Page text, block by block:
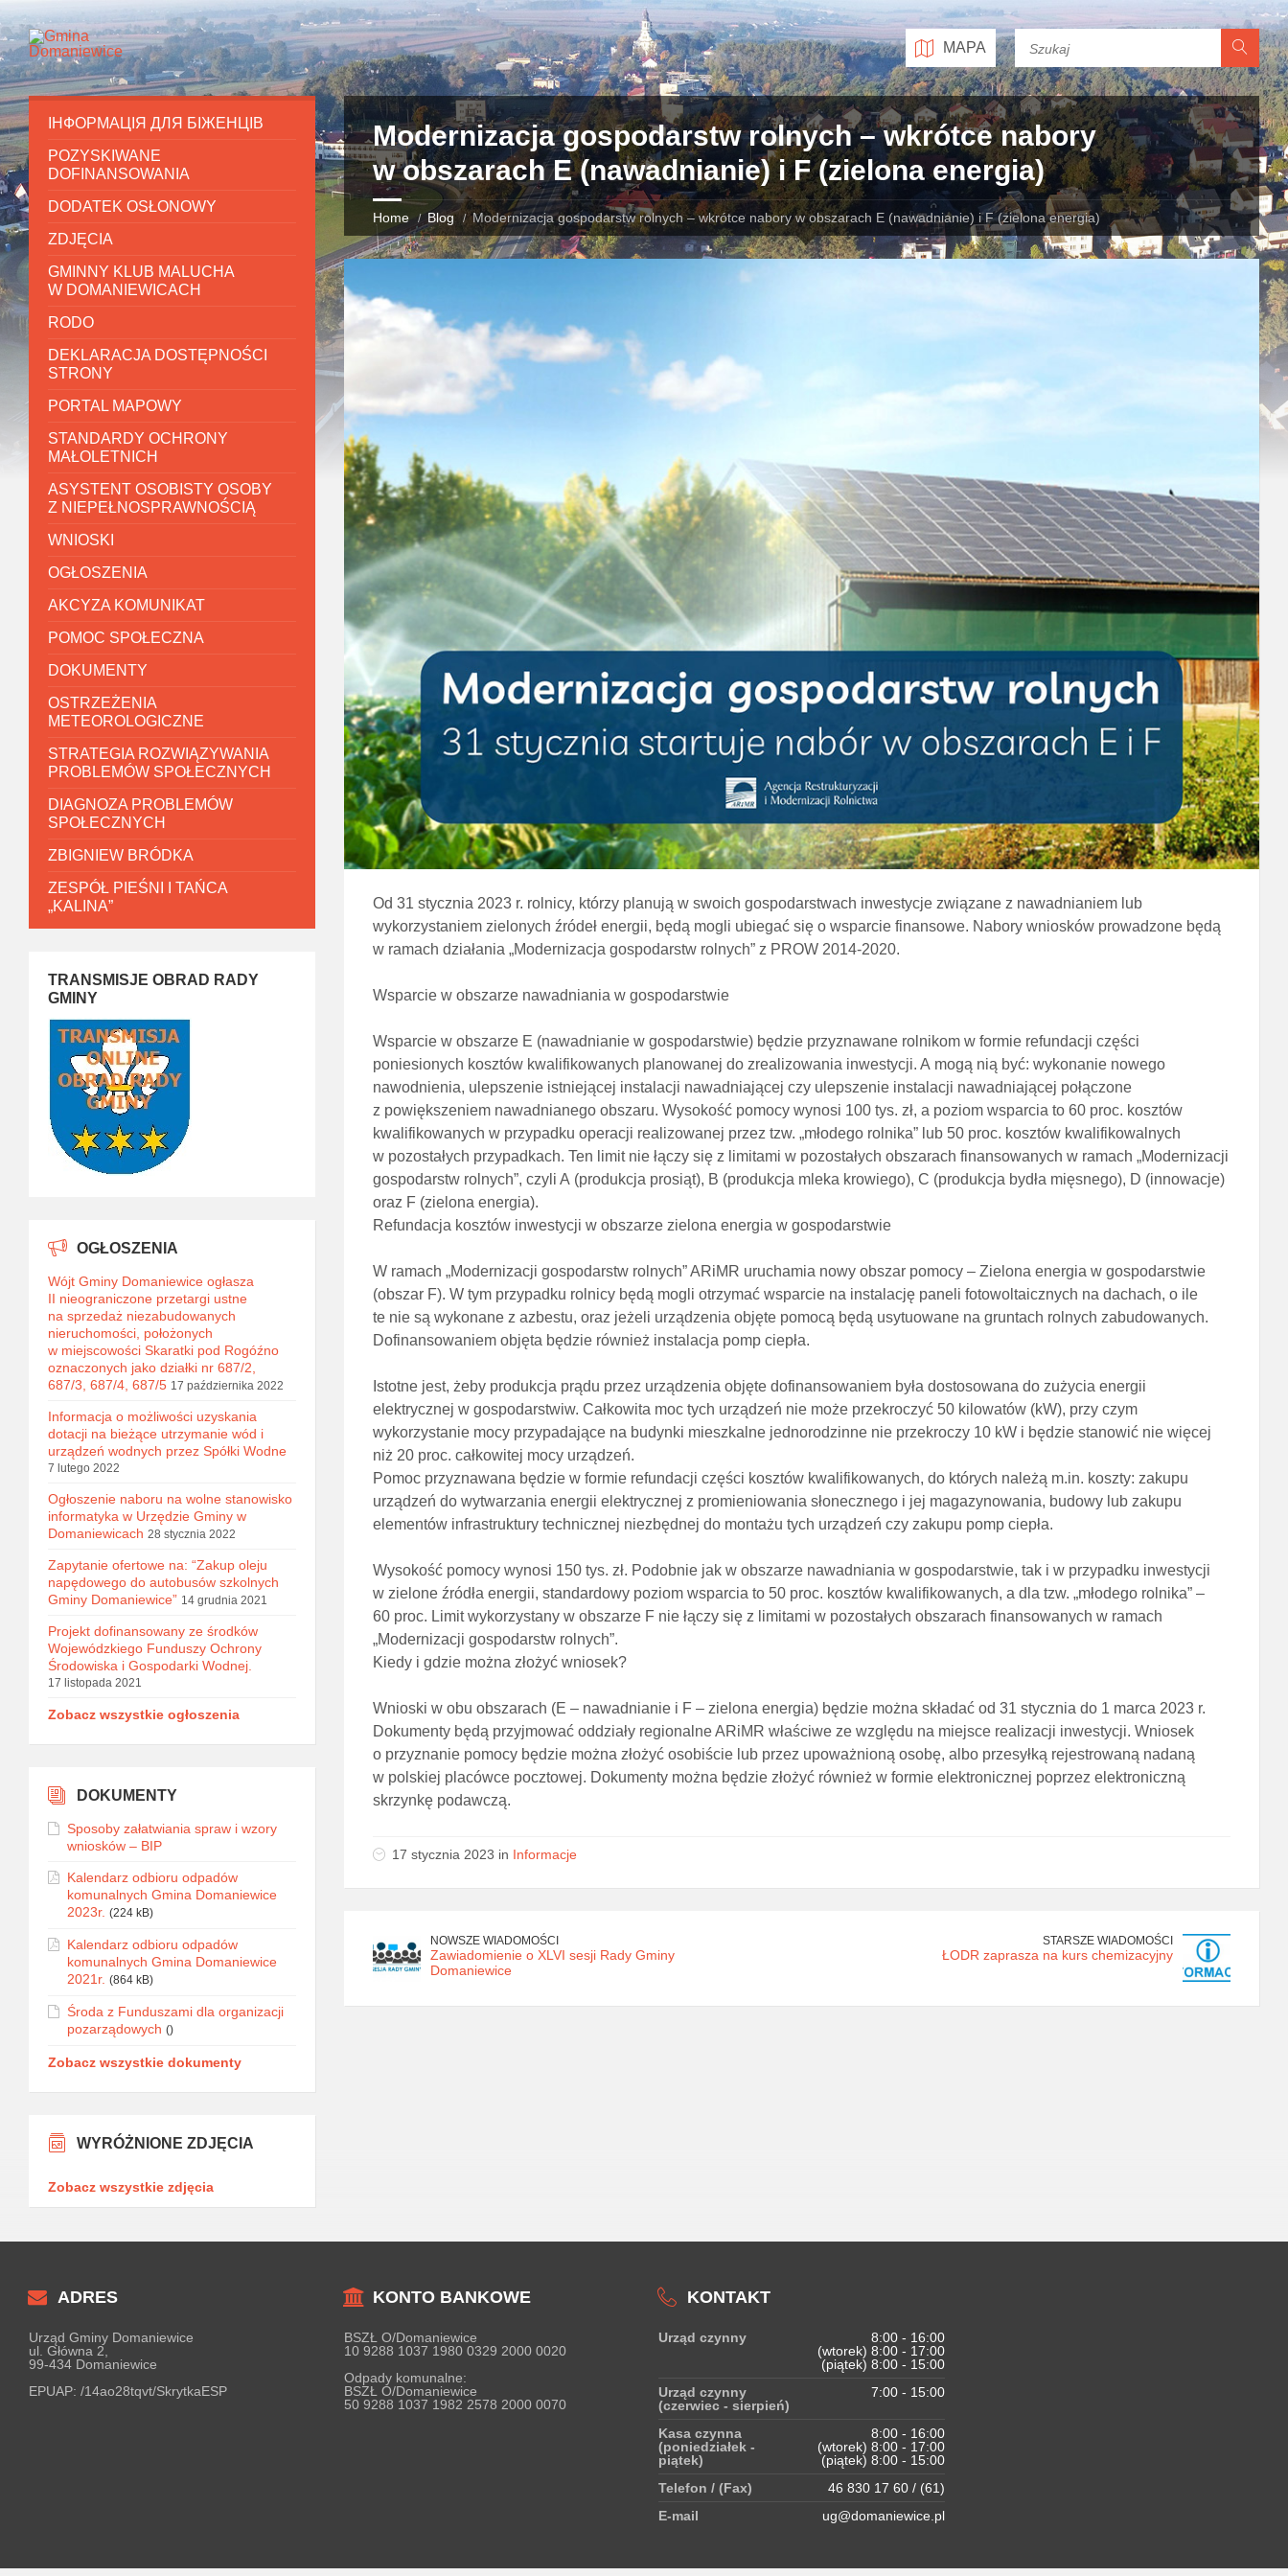
MAPA
Modernizacja gospodarstw rolnych – wkrótce nabory
w obszarach E (nawadnianie) i F (zielona energia)
Home Blog Modernizacja gospodarstw rolnych – wkrótce nabory w obszarach E (nawadnianie) i F (zielona energia)
Od 31 stycznia 2023 r. rolnicy, którzy planują w swoich gospodarstwach inwestycje związane z nawadnianiem lub
wykorzystaniem zielonych źródeł energii, będą mogli ubiegać się o wsparcie finansowe. Nabory wniosków prowadzone będą
w ramach działania „Modernizacja gospodarstw rolnych” z PROW 2014-2020.
Wsparcie w obszarze nawadniania w gospodarstwie
Wsparcie w obszarze E (nawadnianie w gospodarstwie) będzie przyznawane rolnikom w formie refundacji części
poniesionych kosztów kwalifikowanych planowanej do zrealizowania inwestycji. A mogą nią być: wykonanie nowego
nawodnienia, ulepszenie istniejącej instalacji nawadniającej czy ulepszenie instalacji nawadniającej połączone
z powiększeniem nawadnianego obszaru. Wysokość pomocy wynosi 100 tys. zł, a poziom wsparcia to 60 proc. kosztów
kwalifikowanych w przypadku operacji realizowanej przez tzw. „młodego rolnika” lub 50 proc. kosztów kwalifikowalnych
w pozostałych przypadkach. Ten limit nie łączy się z limitami w pozostałych obszarach finansowanych w ramach „Modernizacji
gospodarstw rolnych”, czyli A (produkcja prosiąt), B (produkcja mleka krowiego), C (produkcja bydła mięsnego), D (innowacje)
oraz F (zielona energia).
Refundacja kosztów inwestycji w obszarze zielona energia w gospodarstwie
W ramach „Modernizacji gospodarstw rolnych” ARiMR uruchamia nowy obszar pomocy – Zielona energia w gospodarstwie
(obszar F). W tym przypadku rolnicy będą mogli otrzymać wsparcie na instalację paneli fotowoltaicznych na dachach, o ile
te nie są wykonane z azbestu, oraz jeżeli urządzenia objęte pomocą będą usytuowane na gruntach rolnych zabudowanych.
Dofinansowaniem objęta będzie również instalacja pomp ciepła.
Istotne jest, żeby produkcja prądu przez urządzenia objęte dofinansowaniem była dostosowana do zużycia energii
elektrycznej w gospodarstwiw. Całkowita moc tych urządzeń nie może przekroczyć 50 kilowatów (kW), przy czym
wykorzystanie mocy przypadające na budynki mieszkalne jednorodzinne nie przekroczy 10 kW i będzie stanowić nie więcej
niż 20 proc. całkowitej mocy urządzeń.
Pomoc przyznawana będzie w formie refundacji części kosztów kwalifikowanych, do których należą m.in. koszty: zakupu
urządzeń do wytwarzania energii elektrycznej z promieniowania słonecznego i jej magazynowania, budowy lub zakupu
elementów infrastruktury technicznej niezbędnej do montażu tych urządzeń czy zakupu pomp ciepła.
Wysokość pomocy wynosi 150 tys. zł. Podobnie jak w obszarze nawadniania w gospodarstwie, tak i w przypadku inwestycji
w zielone źródła energii, standardowy poziom wsparcia to 50 proc. kosztów kwalifikowanych, a dla tzw. „młodego rolnika” –
60 proc. Limit wykorzystany w obszarze F nie łączy się z limitami w pozostałych obszarach finansowanych w ramach
„Modernizacji gospodarstw rolnych”.
Kiedy i gdzie można złożyć wniosek?
Wnioski w obu obszarach (E – nawadnianie i F – zielona energia) będzie można składać od 31 stycznia do 1 marca 2023 r.
Dokumenty będą przyjmować oddziały regionalne ARiMR właściwe ze względu na miejsce realizacji inwestycji. Wniosek
o przyznanie pomocy będzie można złożyć osobiście lub przez upoważnioną osobę, albo przesyłką rejestrowaną nadaną
w polskiej placówce pocztowej. Dokumenty można będzie złożyć również w formie elektronicznej poprzez elektroniczną
skrzynkę podawczą.
17 stycznia 2023 in Informacje
NOWSZE WIADOMOŚCI
Zawiadomienie o XLVI sesji Rady Gminy
Domaniewice
STARSZE WIADOMOŚCI
ŁODR zaprasza na kurs chemizacyjny
ІНФОРМАЦІЯ ДЛЯ БІЖЕНЦІВ
POZYSKIWANE
DOFINANSOWANIA
DODATEK OSŁONOWY
ZDJĘCIA
GMINNY KLUB MALUCHA
W DOMANIEWICACH
RODO
DEKLARACJA DOSTĘPNOŚCI
STRONY
PORTAL MAPOWY
STANDARDY OCHRONY
MAŁOLETNICH
ASYSTENT OSOBISTY OSOBY
Z NIEPEŁNOSPRAWNOŚCIĄ
WNIOSKI
OGŁOSZENIA
AKCYZA KOMUNIKAT
POMOC SPOŁECZNA
DOKUMENTY
OSTRZEŻENIA
METEOROLOGICZNE
STRATEGIA ROZWIĄZYWANIA
PROBLEMÓW SPOŁECZNYCH
DIAGNOZA PROBLEMÓW
SPOŁECZNYCH
ZBIGNIEW BRÓDKA
ZESPÓŁ PIEŚNI I TAŃCA
„KALINA”
TRANSMISJE OBRAD RADY
GMINY
OGŁOSZENIA
Wójt Gminy Domaniewice ogłasza
II nieograniczone przetargi ustne
na sprzedaż niezabudowanych
nieruchomości, położonych
w miejscowości Skaratki pod Rogóźno
oznaczonych jako działki nr 687/2,
687/3, 687/4, 687/5 17 października 2022
Informacja o możliwości uzyskania
dotacji na bieżące utrzymanie wód i
urządzeń wodnych przez Spółki Wodne
7 lutego 2022
Ogłoszenie naboru na wolne stanowisko
informatyka w Urzędzie Gminy w
Domaniewicach 28 stycznia 2022
Zapytanie ofertowe na: “Zakup oleju
napędowego do autobusów szkolnych
Gminy Domaniewice” 14 grudnia 2021
Projekt dofinansowany ze środków
Wojewódzkiego Funduszy Ochrony
Środowiska i Gospodarki Wodnej.
17 listopada 2021
Zobacz wszystkie ogłoszenia
DOKUMENTY
Sposoby załatwiania spraw i wzory
wniosków – BIP
Kalendarz odbioru odpadów
komunalnych Gmina Domaniewice
2023r. (224 kB)
Kalendarz odbioru odpadów
komunalnych Gmina Domaniewice
2021r. (864 kB)
Środa z Funduszami dla organizacji
pozarządowych ()
Zobacz wszystkie dokumenty
WYRÓŻNIONE ZDJĘCIA
Zobacz wszystkie zdjęcia
ADRES
Urząd Gminy Domaniewice
ul. Główna 2,
99-434 Domaniewice
EPUAP: /14ao28tqvt/SkrytkaESP
KONTO BANKOWE
BSZŁ O/Domaniewice
10 9288 1037 1980 0329 2000 0020
Odpady komunalne:
BSZŁ O/Domaniewice
50 9288 1037 1982 2578 2000 0070
KONTAKT
Urząd czynny
8:00 - 16:00
(wtorek) 8:00 - 17:00
(piątek) 8:00 - 15:00
Urząd czynny
(czerwiec - sierpień)
7:00 - 15:00
Kasa czynna
(poniedziałek -
piątek)
8:00 - 16:00
(wtorek) 8:00 - 17:00
(piątek) 8:00 - 15:00
Telefon / (Fax)
46 830 17 60 / (61)
E-mail
ug@domaniewice.pl